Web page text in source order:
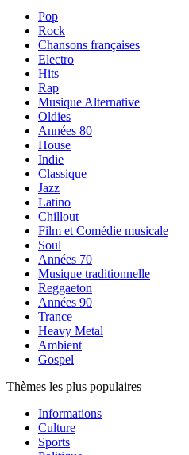
Pop
Rock
Chansons françaises
Electro
Hits
Rap
Musique Alternative
Oldies
Années 80
House
Indie
Classique
Jazz
Latino
Chillout
Film et Comédie musicale
Soul
Années 70
Musique traditionnelle
Reggaeton
Années 90
Trance
Heavy Metal
Ambient
Gospel
Thèmes les plus populaires
Informations
Culture
Sports